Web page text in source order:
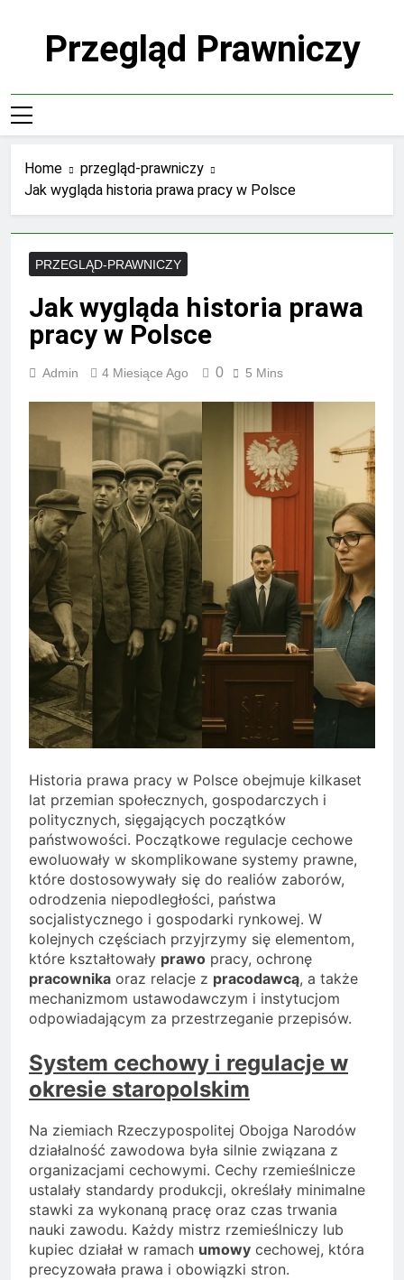
Przegląd Prawniczy
Home
przegląd-prawniczy
Jak wygląda historia prawa pracy w Polsce
PRZEGLĄD-PRAWNICZY
Jak wygląda historia prawa
pracy w Polsce
Admin 4 Miesiące Ago 0 5 Mins
Historia prawa pracy w Polsce obejmuje kilkaset
lat przemian społecznych, gospodarczych i
politycznych, sięgających początków
państwowości. Początkowe regulacje cechowe
ewoluowały w skomplikowane systemy prawne,
które dostosowywały się do realiów zaborów,
odrodzenia niepodległości, państwa
socjalistycznego i gospodarki rynkowej. W
kolejnych częściach przyjrzymy się elementom,
które kształtowały prawo pracy, ochronę
pracownika oraz relacje z pracodawcą, a także
mechanizmom ustawodawczym i instytucjom
odpowiadającym za przestrzeganie przepisów.
System cechowy i regulacje w
okresie staropolskim
Na ziemiach Rzeczypospolitej Obojga Narodów
działalność zawodowa była silnie związana z
organizacjami cechowymi. Cechy rzemieślnicze
ustalały standardy produkcji, określały minimalne
stawki za wykonaną pracę oraz czas trwania
nauki zawodu. Każdy mistrz rzemieślniczy lub
kupiec działał w ramach umowy cechowej, która
precyzowała prawa i obowiązki stron.